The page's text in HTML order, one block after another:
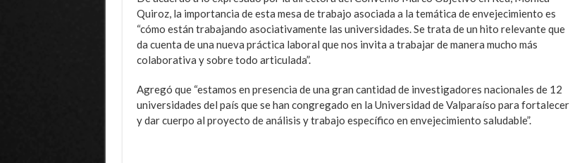
Quiroz, la importancia de esta mesa de trabajo asociada a la temática de envejecimiento es
“cómo están trabajando asociativamente las universidades. Se trata de un hito relevante que
da cuenta de una nueva práctica laboral que nos invita a trabajar de manera mucho más
colaborativa y sobre todo articulada”.
Agregó que “estamos en presencia de una gran cantidad de investigadores nacionales de 12
universidades del país que se han congregado en la Universidad de Valparaíso para fortalecer
y dar cuerpo al proyecto de análisis y trabajo específico en envejecimiento saludable”.